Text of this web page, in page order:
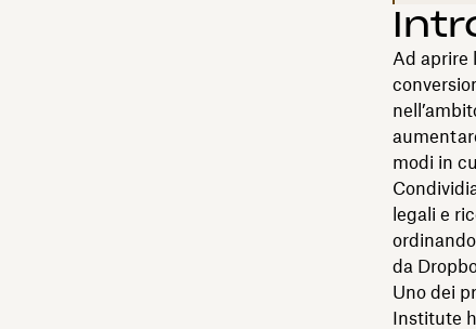
Ad aprire
modi in
legali e
da
Uno dei
Institute